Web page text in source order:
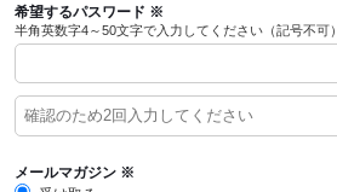
リフティングストラップ
シングレット
Tシャツ
タンクトップ
Momentum(モメンタム)
Phantom(ファントム)
Defy(デファイ)
希望するパスワード ※
半角英数字4～50文字で入力してください（記号不可）
メールマガジン ※